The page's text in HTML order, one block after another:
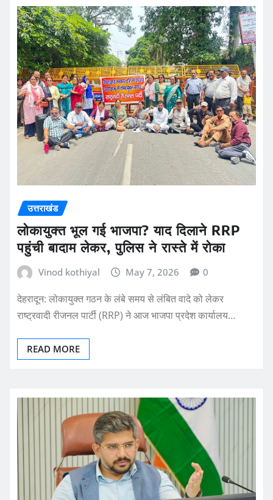
उत्तराखंड
लोकायुक्त भूल गई भाजपा? याद दिलाने RRP
पहुंची बादाम लेकर, पुलिस ने रास्ते में रोका
Vinod kothiyal May 7, 2026 0
देहरादून: लोकायुक्त गठन के लंबे समय से लंबित वादे को लेकर
राष्ट्रवादी रीजनल पार्टी (RRP) ने आज भाजपा प्रदेश कार्यालय…
READ MORE